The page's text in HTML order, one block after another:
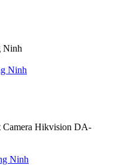
Ninh
Camera Hikvision DA-